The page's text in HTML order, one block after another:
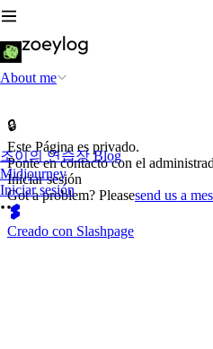
About me
조이의 연습장 Blog
Midjourney
Iniciar sesión
🔒
Este Página es privado.
Ponte en contacto con el
Iniciar sesión
Got a problem? Pleasesend us a
Creado con Slashpage